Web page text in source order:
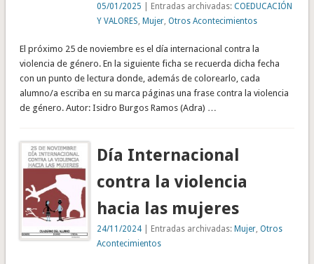
05/01/2025 | Entradas archivadas:COEDUCACIÓN
Y VALORES ,Mujer ,Otros Acontecimientos
El próximo 25 de noviembre es el día internacional contra la
violencia de género. En la siguiente ficha se recuerda dicha fecha
con un punto de lectura donde, además de colorearlo, cada
alumno/a escriba en su marca páginas una frase contra la violencia
de género. Autor: Isidro Burgos Ramos (Adra) …
Día Internacional
contra la violencia
hacia las mujeres
24/11/2024 | Entradas archivadas:Mujer ,Otros
Acontecimientos